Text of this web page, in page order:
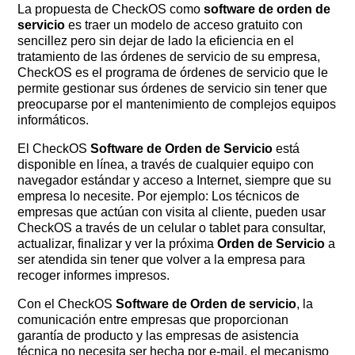
La propuesta de CheckOS comosoftware de orden de
servicio es traer un modelo de acceso gratuito con
sencillez pero sin dejar de lado la eficiencia en el
tratamiento de las órdenes de servicio de su empresa,
CheckOS es el programa de órdenes de servicio que le
permite gestionar sus órdenes de servicio sin tener que
preocuparse por el mantenimiento de complejos equipos
informáticos.
El CheckOSSoftware de Orden de Servicio está
disponible en línea, a través de cualquier equipo con
navegador estándar y acceso a Internet, siempre que su
empresa lo necesite. Por ejemplo: Los técnicos de
empresas que actúan con visita al cliente, pueden usar
CheckOS a través de un celular o tablet para consultar,
actualizar, finalizar y ver la próximaOrden de Servicio a
ser atendida sin tener que volver a la empresa para
recoger informes impresos.
Con el CheckOSSoftware de Orden de servicio, la
comunicación entre empresas que proporcionan
garantía de producto y las empresas de asistencia
técnica no necesita ser hecha por e-mail, el mecanismo